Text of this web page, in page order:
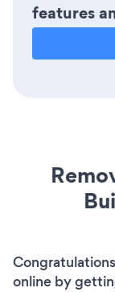
features
online by